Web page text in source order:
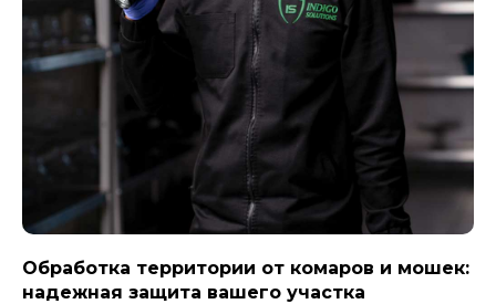
Обработка территории от комаров и мошек:
надежная защита вашего участка